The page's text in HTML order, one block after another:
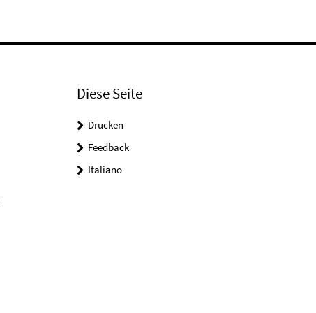
Diese Seite
Drucken
Feedback
Italiano